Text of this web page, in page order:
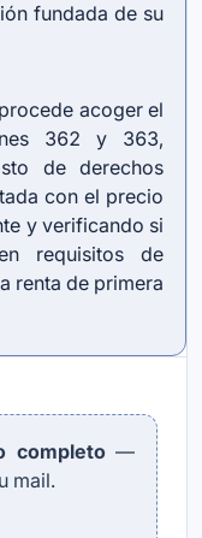
fundada de su
acoger el
362 y 363,
de derechos
con el precio
y verificando si
requisitos de
renta de primera
completo—
mail.